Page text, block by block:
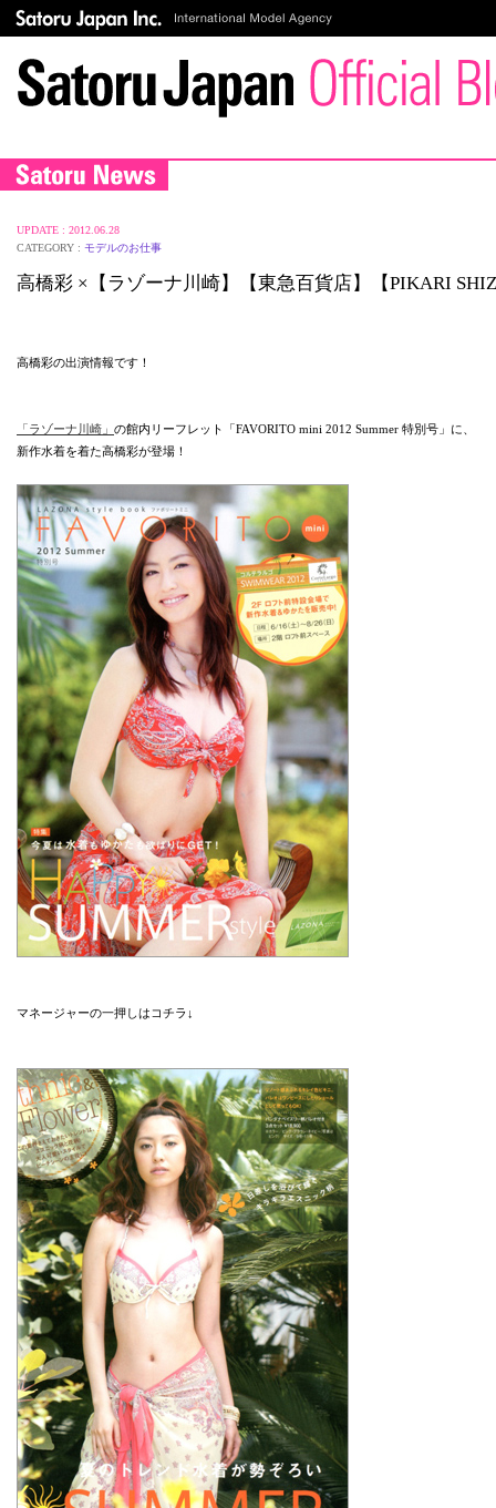
UPDATE : 2012.06.28
CATEGORY : モデルのお仕事
高橋彩 ×【ラゾーナ川崎】【東急百貨店】【PIKARI
高橋彩の出演情報です！
「ラゾーナ川崎」 の館内リーフレット「FAVORITO mini 2012 Summer 特別号」に、
新作水着を着た高橋彩が登場！
マネージャーの一押しはコチラ↓